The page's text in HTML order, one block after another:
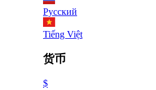
Русский
Tiếng Việt
货币
$